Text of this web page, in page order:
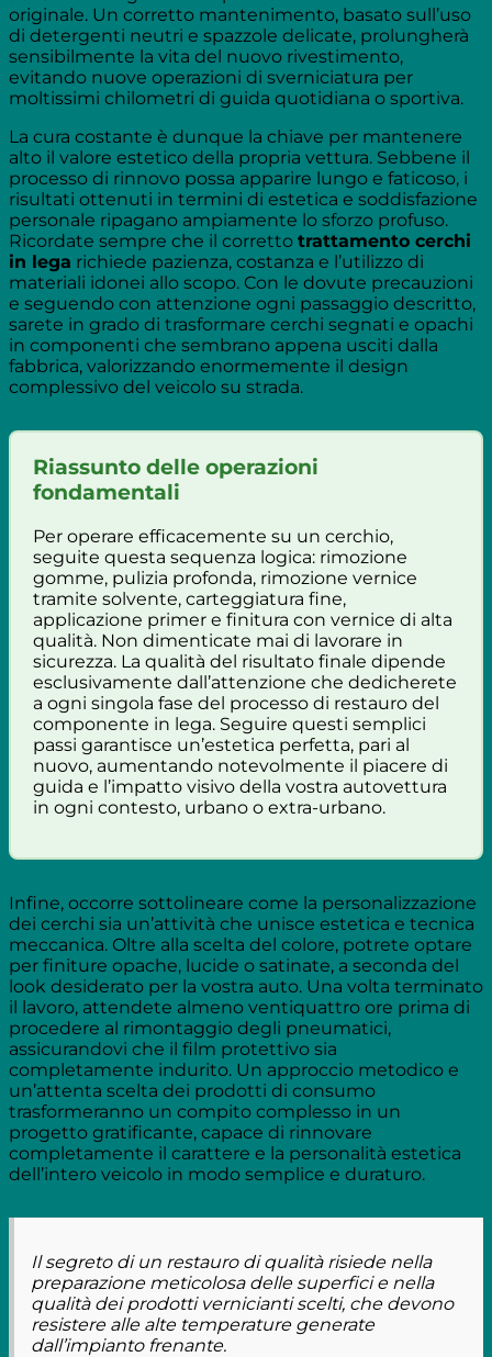
originale. Un corretto mantenimento, basato sull’uso
di detergenti neutri e spazzole delicate, prolungherà
sensibilmente la vita del nuovo rivestimento,
evitando nuove operazioni di sverniciatura per
moltissimi chilometri di guida quotidiana o sportiva.
La cura costante è dunque la chiave per mantenere
alto il valore estetico della propria vettura. Sebbene il
processo di rinnovo possa apparire lungo e faticoso, i
risultati ottenuti in termini di estetica e soddisfazione
personale ripagano ampiamente lo sforzo profuso.
Ricordate sempre che il corretto trattamento cerchi
in lega richiede pazienza, costanza e l’utilizzo di
materiali idonei allo scopo. Con le dovute precauzioni
e seguendo con attenzione ogni passaggio descritto,
sarete in grado di trasformare cerchi segnati e opachi
in componenti che sembrano appena usciti dalla
fabbrica, valorizzando enormemente il design
complessivo del veicolo su strada.
Riassunto delle operazioni
fondamentali
Per operare efficacemente su un cerchio,
seguite questa sequenza logica: rimozione
gomme, pulizia profonda, rimozione vernice
tramite solvente, carteggiatura fine,
applicazione primer e finitura con vernice di alta
qualità. Non dimenticate mai di lavorare in
sicurezza. La qualità del risultato finale dipende
esclusivamente dall’attenzione che dedicherete
a ogni singola fase del processo di restauro del
componente in lega. Seguire questi semplici
passi garantisce un’estetica perfetta, pari al
nuovo, aumentando notevolmente il piacere di
guida e l’impatto visivo della vostra autovettura
in ogni contesto, urbano o extra-urbano.
Infine, occorre sottolineare come la personalizzazione
dei cerchi sia un’attività che unisce estetica e tecnica
meccanica. Oltre alla scelta del colore, potrete optare
per finiture opache, lucide o satinate, a seconda del
look desiderato per la vostra auto. Una volta terminato
il lavoro, attendete almeno ventiquattro ore prima di
procedere al rimontaggio degli pneumatici,
assicurandovi che il film protettivo sia
completamente indurito. Un approccio metodico e
un’attenta scelta dei prodotti di consumo
trasformeranno un compito complesso in un
progetto gratificante, capace di rinnovare
completamente il carattere e la personalità estetica
dell’intero veicolo in modo semplice e duraturo.
Il segreto di un restauro di qualità risiede nella
preparazione meticolosa delle superfici e nella
qualità dei prodotti vernicianti scelti, che devono
resistere alle alte temperature generate
dall’impianto frenante.